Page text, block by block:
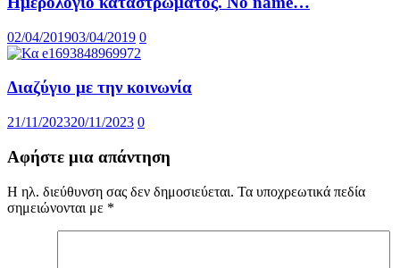
02/04/201903/04/2019 0
Διαζύγιο με την κοινωνία
21/11/202320/11/2023 0
Αφήστε μια απάντηση
Η ηλ. διεύθυνση σας δεν δημοσιεύεται. Τα υποχρεωτικά πεδία
σημειώνονται με *